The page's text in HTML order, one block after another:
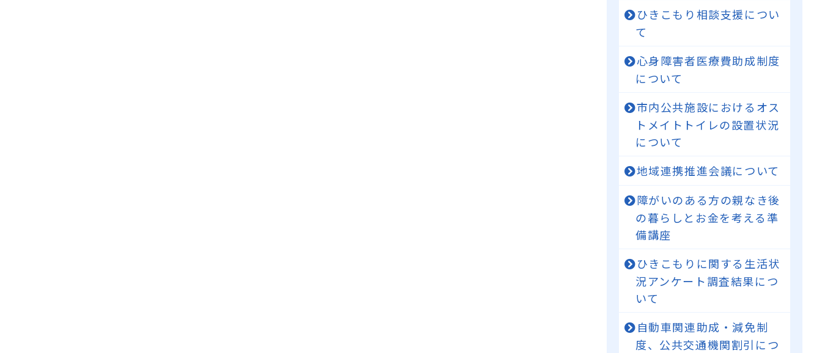
ひきこもり相談支援につい
て
心身障害者医療費助成制度
について
市内公共施設におけるオス
トメイトトイレの設置状況
について
地域連携推進会議について
障がいのある方の親なき後
の暮らしとお金を考える準
備講座
ひきこもりに関する生活状
況アンケート調査結果につ
いて
自動車関連助成・減免制
度、公共交通機関割引につ